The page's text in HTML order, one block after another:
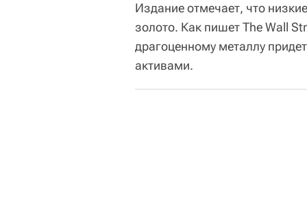
Издание отмечает, что
золото. Как пишет The Wall
драгоценному металлу
активами.